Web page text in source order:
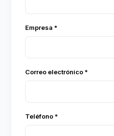
Empresa *
Correo electrónico *
Teléfono *